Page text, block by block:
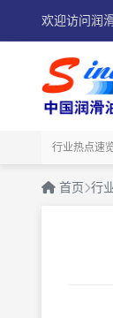
欢迎访问润
行业热点速
首页 行